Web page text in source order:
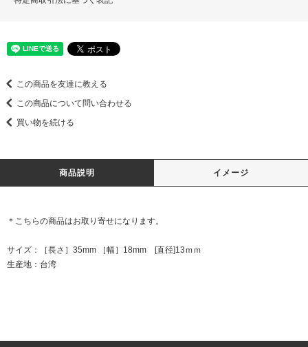
この商品を友達に教える
この商品について問い合わせる
買い物を続ける
商品説明 イメージ
＊こちらの商品はお取り寄せになります。
サイズ：［長さ］35mm ［幅］18mm [直径]13ｍｍ
生産地：台湾